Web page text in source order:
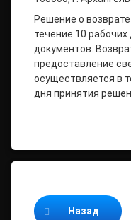
Решение о
течение 10
документов.
предоставление
осуществляется в
дня принятия
Назад